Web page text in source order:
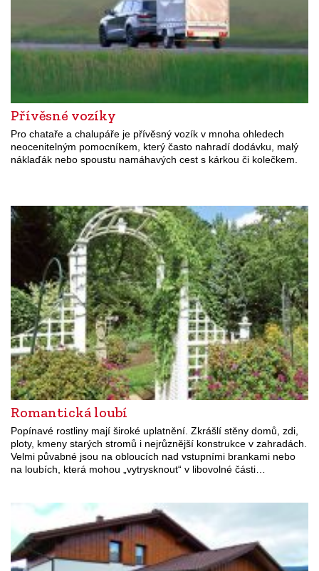
Přívěsné vozíky
Pro chataře a chalupáře je přívěsný vozík v mnoha ohledech
neocenitelným pomocníkem, který často nahradí dodávku, malý
náklaďák nebo spoustu namáhavých cest s kárkou či kolečkem.
Romantická loubí
Popínavé rostliny mají široké uplatnění. Zkrášlí stěny domů, zdi,
ploty, kmeny starých stromů i nejrůznější konstrukce v zahradách.
Velmi půvabné jsou na obloucích nad vstupními brankami nebo
na loubích, která mohou „vytrysknout“ v libovolné části…